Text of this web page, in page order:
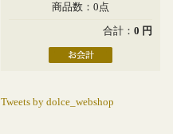
商品数：0点
合計： 0 円
Tweets by dolce_webshop